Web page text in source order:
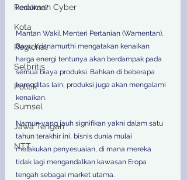
Pedoman Cyber
Kota
Regional
Selbritis
Politik
Sumsel
Jawa Tengah
NTT
kenaikan?
Mantan Wakil Menteri Pertanian (Wamentan),
Bayu Krisnamurthi mengatakan kenaikan
harga energi tentunya akan berdampak pada
semua biaya produksi. Bahkan di beberapa
komoditas lain, produksi juga akan mengalami
kenaikan.
Namun yang jauh signifikan yakni dalam satu
tahun terakhir ini, bisnis dunia mulai
melakukan penyesuaian, di mana mereka
tidak lagi mengandalkan kawasan Eropa
tengah sebagai market utama.